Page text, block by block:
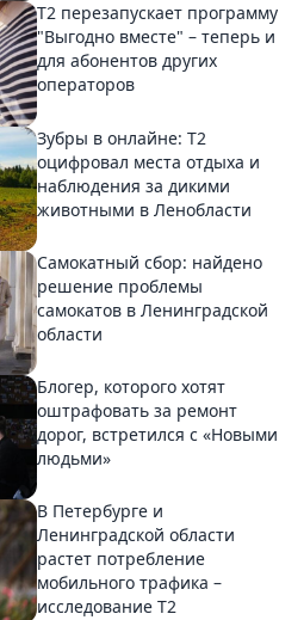
Т2 перезапускает программу
"Выгодно вместе" – теперь и
для абонентов других
операторов
Зубры в онлайне: Т2
оцифровал места отдыха и
наблюдения за дикими
животными в Ленобласти
Самокатный сбор: найдено
решение проблемы
самокатов в Ленинградской
области
Блогер, которого хотят
оштрафовать за ремонт
дорог, встретился с «Новыми
людьми»
В Петербурге и
Ленинградской области
растет потребление
мобильного трафика –
исследование T2